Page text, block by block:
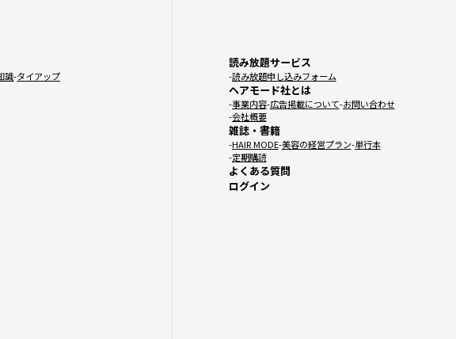
識 タイアップ
読み放題サービス
読み放題申し込みフォーム
ヘアモード社とは
事業内容 広告掲載について お問い合わせ
会社概要
雑誌・書籍
HAIR MODE 美容の経営プラン 単行本
定期購読
よくある質問
ログイン